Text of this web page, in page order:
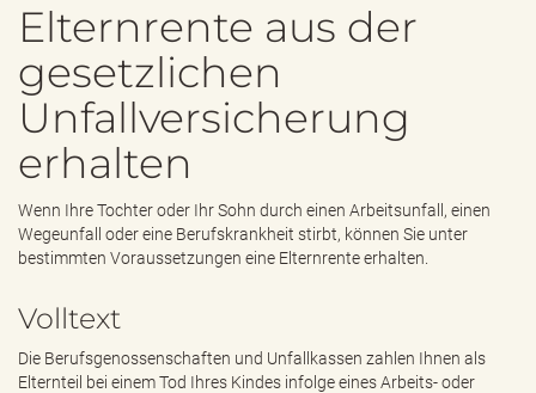
b
Elternrente aus der
gesetzlichen
Unfallversicherung
erhalten
Wenn Ihre Tochter oder Ihr Sohn durch einen Arbeitsunfall, einen
Wegeunfall oder eine Berufskrankheit stirbt, können Sie unter
bestimmten Voraussetzungen eine Elternrente erhalten.
Volltext
Die Berufsgenossenschaften und Unfallkassen zahlen Ihnen als
Elternteil bei einem Tod Ihres Kindes infolge eines Arbeits- oder